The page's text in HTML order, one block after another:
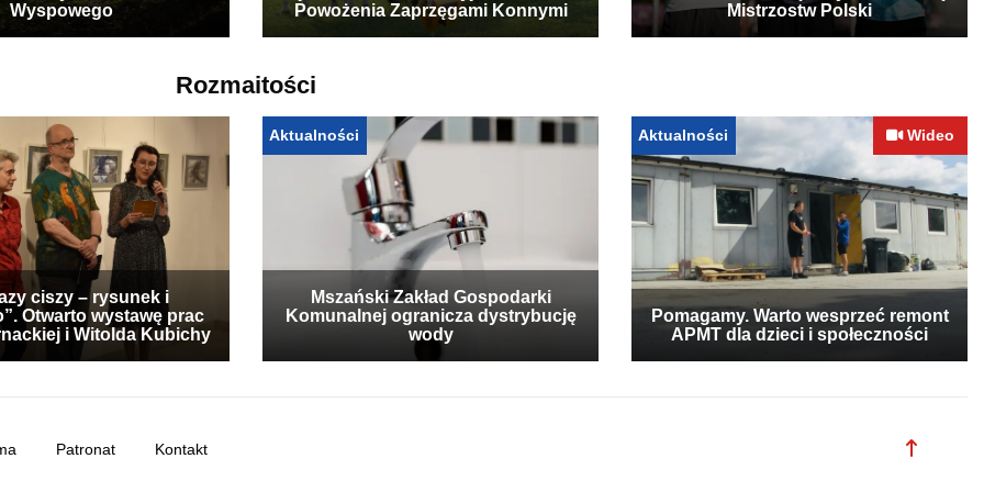
Wyspowego
Powożenia Zaprzęgami Konnymi
Mistrzostw Polski
Rozmaitości
ciszy – rysunek i
Otwarto wystawę prac
i Witolda Kubichy
Aktualności
Mszański Zakład Gospodarki
Komunalnej ogranicza dystrybucję
wody
Aktualności Wideo
Pomagamy. Warto wesprzeć remont
APMT dla dzieci i społeczności
Patronat Kontakt